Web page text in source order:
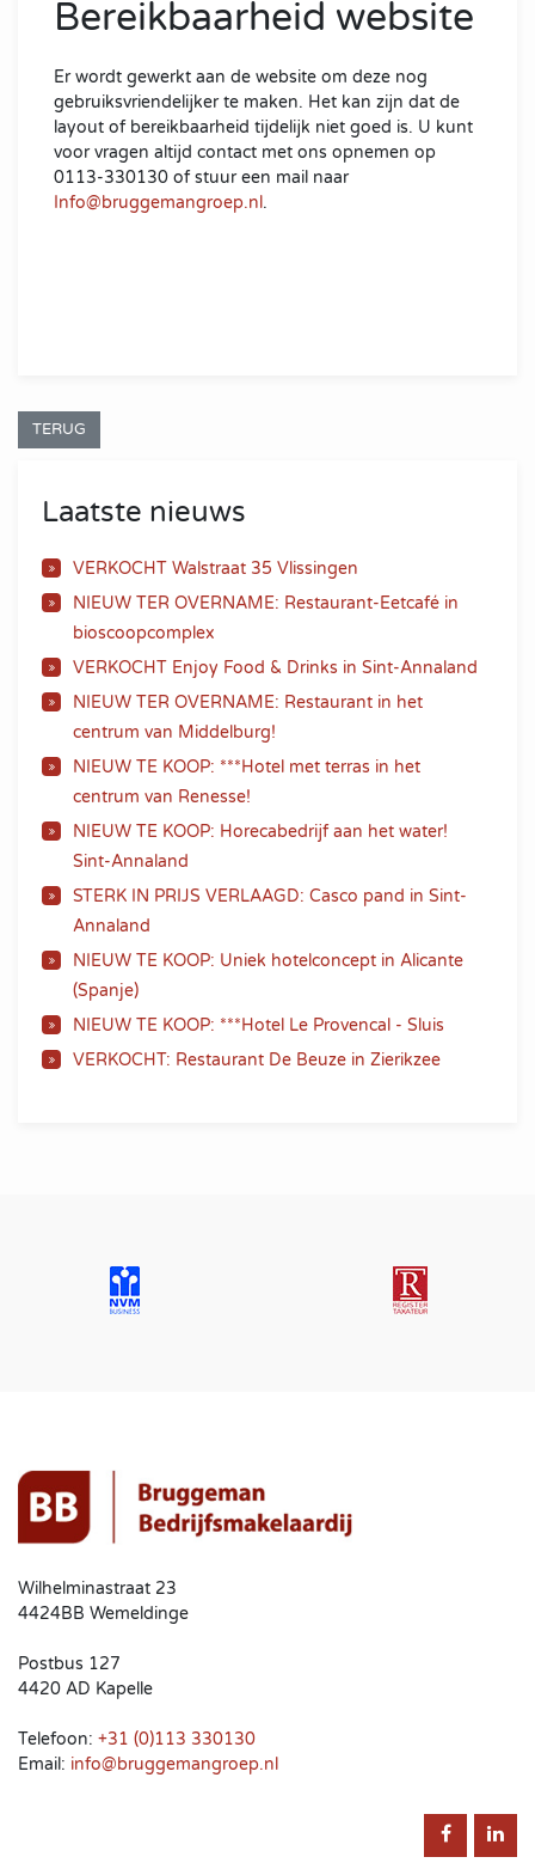
Bereikbaarheid website
Er wordt gewerkt aan de website om deze nog
gebruiksvriendelijker te maken. Het kan zijn dat de
layout of bereikbaarheid tijdelijk niet goed is. U kunt
voor vragen altijd contact met ons opnemen op
0113-330130 of stuur een mail naar
Info@bruggemangroep.nl.
TERUG
Laatste nieuws
VERKOCHT Walstraat 35 Vlissingen
NIEUW TER OVERNAME: Restaurant-Eetcafé in
bioscoopcomplex
VERKOCHT Enjoy Food & Drinks in Sint-Annaland
NIEUW TER OVERNAME: Restaurant in het
centrum van Middelburg!
NIEUW TE KOOP: ***Hotel met terras in het
centrum van Renesse!
NIEUW TE KOOP: Horecabedrijf aan het water!
Sint-Annaland
STERK IN PRIJS VERLAAGD: Casco pand in Sint-
Annaland
NIEUW TE KOOP: Uniek hotelconcept in Alicante
(Spanje)
NIEUW TE KOOP: ***Hotel Le Provencal - Sluis
VERKOCHT: Restaurant De Beuze in Zierikzee
Wilhelminastraat 23
4424BB Wemeldinge
Postbus 127
4420 AD Kapelle
Telefoon: +31 (0)113 330130
Email: info@bruggemangroep.nl